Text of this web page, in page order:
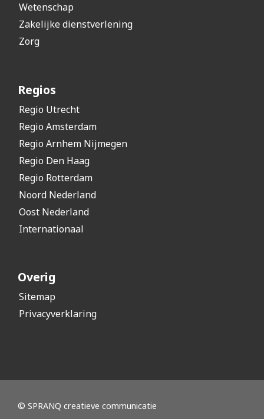
Wetenschap
Zakelijke dienstverlening
Zorg
Regios
Regio Utrecht
Regio Amsterdam
Regio Arnhem Nijmegen
Regio Den Haag
Regio Rotterdam
Noord Nederland
Oost Nederland
Internationaal
Overig
Sitemap
Privacyverklaring
© SPRANQ creatieve communicatie